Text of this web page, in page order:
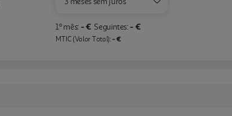
1º mês: - € Seguintes: - €
MTIC (Valor Total):- €